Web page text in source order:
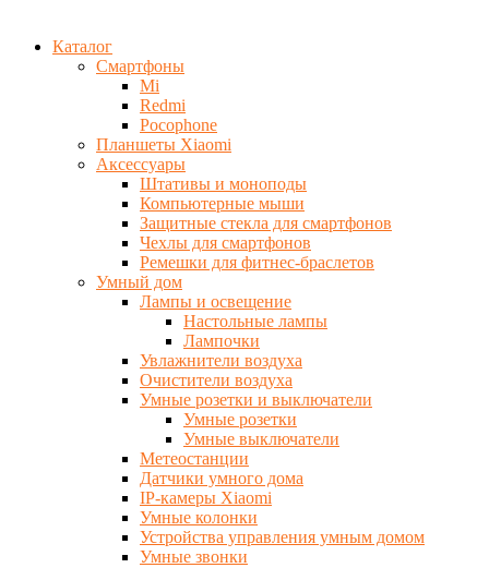
Каталог
Смартфоны
Mi
Redmi
Pocophone
Планшеты Xiaomi
Аксессуары
Штативы и моноподы
Компьютерные мыши
Защитные стекла для смартфонов
Чехлы для смартфонов
Ремешки для фитнес-браслетов
Умный дом
Лампы и освещение
Настольные лампы
Лампочки
Увлажнители воздуха
Очистители воздуха
Умные розетки и выключатели
Умные розетки
Умные выключатели
Метеостанции
Датчики умного дома
IP-камеры Xiaomi
Умные колонки
Устройства управления умным домом
Умные звонки